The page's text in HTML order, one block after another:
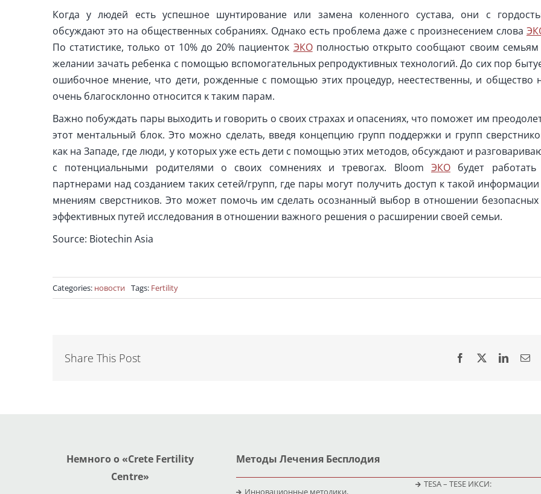
Когда у людей есть успешное шунтирование или замена коленного сустава, они с
обсуждают это на общественных собраниях. Однако есть проблема даже с произнесением слова
По статистике, только от 10% до 20% пациенток ЭКОполностью открыто сообщают своим семьям
желании зачать ребенка с помощью вспомогательных репродуктивных технологий. До сих пор
ошибочное мнение, что дети, рожденные с помощью этих процедур, неестественны, и общество
очень благосклонно относится к таким парам.
Важно побуждать пары выходить и говорить о своих страхах и опасениях, что поможет им
этот ментальный блок. Это можно сделать, введя концепцию групп поддержки и групп
как на Западе, где люди, у которых уже есть дети с помощью этих методов, обсуждают и
с потенциальными родителями о своих сомнениях и тревогах. Bloom ЭКОбудет работать
партнерами над созданием таких сетей/групп, где пары могут получить доступ к такой
мнениям сверстников. Это может помочь им сделать осознанный выбор в отношении
эффективных путей исследования в отношении важного решения о расширении своей семьи.
Source: Biotechin Asia
Categories: новости Tags: Fertility
Share This Post
Немного о «Crete Fertility
Centre»
Методы Лечения Бесплодия
Инновационные методики,
TESA – TESE ИКСИ: